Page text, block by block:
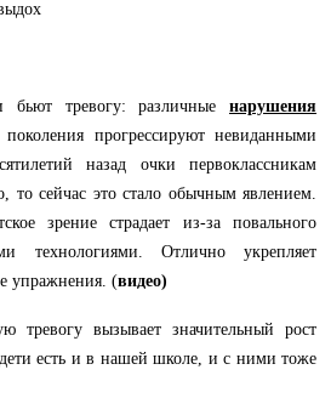
бьют тревогу: различныенарушения
прогрессируют невиданными
назад очки первоклассникам
то сейчас это стало обычным явлением.
зрение страдает из-за повального
технологиями. Отлично укрепляет
упражнения. (видео)
тревогу вызывает значительный рост
есть и в нашей школе, и с ними тоже